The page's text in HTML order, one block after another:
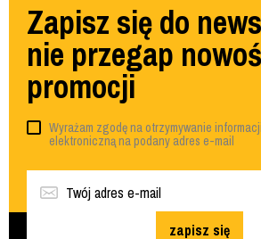
Zapisz się do
nie przegap
promocji
Wyrażam zgodę na otrzymywanie
elektroniczną na podany adres e-mail
zapisz się